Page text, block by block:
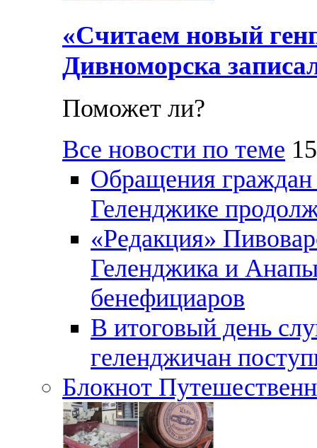
«Считаем новый
Дивноморска
Поможет ли?
Все новости по теме
Обращения граждан
Геленджике
«Редакция»
Геленджика и
бенефициаров
В итоговый день
геленджичан
Блокнот